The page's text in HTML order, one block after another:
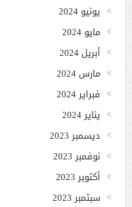
يونيو 2024
مايو 2024
أبريل 2024
مارس 2024
فبراير 2024
يناير 2024
ديسمبر 2023
نوفمبر 2023
أكتوبر 2023
سبتمبر 2023